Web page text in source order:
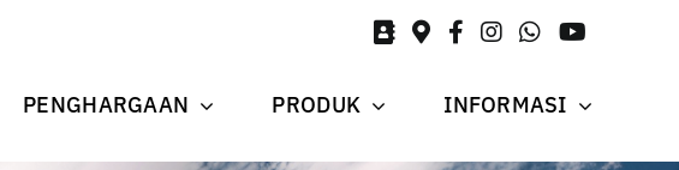
PENGHARGAAN PRODUK INFORMASI